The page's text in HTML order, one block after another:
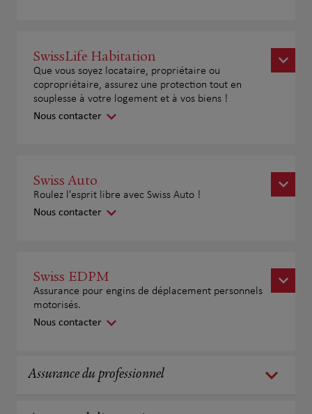
SwissLife Habitation
Que vous soyez locataire, propriétaire ou
copropriétaire, assurez une protection tout en
souplesse à votre logement et à vos biens !
Nous contacter
Swiss Auto
Roulez l'esprit libre avec Swiss Auto !
Nous contacter
Swiss EDPM
Assurance pour engins de déplacement personnels
motorisés.
Nous contacter
Assurance du professionnel